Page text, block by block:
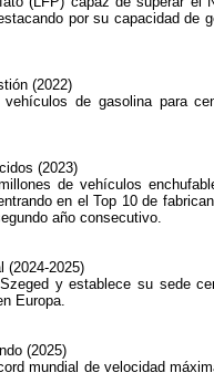
por su capacidad de
(2022)
de gasolina para
(2023)
de vehículos
en el Top 10 de
año consecutivo.
(2024-2025)
y establece su sede
Europa.
(2025)
mundial de velocidad